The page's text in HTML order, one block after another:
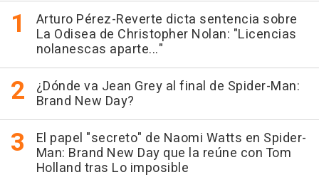
Arturo Pérez-Reverte dicta sentencia sobre
La Odisea de Christopher Nolan: "Licencias
nolanescas aparte..."
¿Dónde va Jean Grey al final de Spider-Man:
Brand New Day?
El papel "secreto" de Naomi Watts en Spider-
Man: Brand New Day que la reúne con Tom
Holland tras Lo imposible